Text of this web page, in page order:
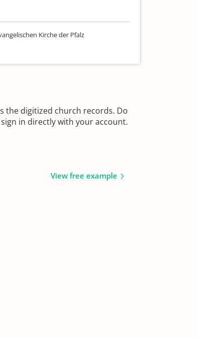
Kirche der Pfalz
the digitized church records. Do
in directly with your account.
View free example